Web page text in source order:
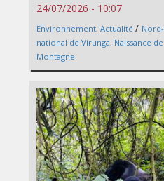
24/07/2026 - 10:07
Environnement, Actualité /
national de Virunga, Naissance
Montagne